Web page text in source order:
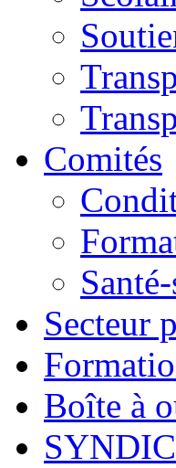
Comités
Secteur
Boîte à